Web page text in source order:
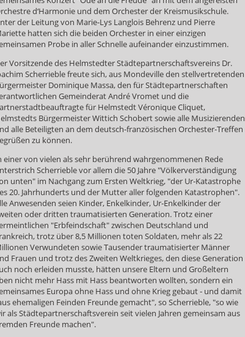
d‘Harmonie und dem Orchester der Kreismusikschule.
der Leitung von Marie-Lys Langlois Behrenz und Pierre
hatten sich die beiden Orchester in einer einzigen
Probe in aller Schnelle aufeinander einzustimmen.
Vorsitzende des Helmstedter Städtepartnerschaftsvereins Dr.
Scherrieble freute sich, aus Mondeville den stellvertretenden
Dominique Massa, den für Städtepartnerschaften
Gemeinderat André Vromet und die
für Helmstedt Véronique Cliquet,
Bürgermeister Wittich Schobert sowie alle Musizierenden
alle Beteiligten an dem deutsch-französischen Orchester-Treffen
zu können.
einer von vielen als sehr berührend wahrgenommenen Rede
Scherrieble vor allem die 50 Jahre "Völkerverständigung
unten" im Nachgang zum Ersten Weltkrieg, "der Ur-Katastrophe
20. Jahrhunderts und der Mutter aller folgenden Katastrophen".
Anwesenden seien Kinder, Enkelkinder, Ur-Enkelkinder der
oder dritten traumatisierten Generation. Trotz einer
"Erbfeindschaft" zwischen Deutschland und
trotz über 8,5 Millionen toten Soldaten, mehr als 22
Verwundeten sowie Tausender traumatisierter Männer
Frauen und trotz des Zweiten Weltkrieges, den diese Generation
noch erleiden musste, hätten unsere Eltern und Großeltern
nicht mehr Hass mit Hass beantworten wollten, sondern ein
Europa ohne Hass und ohne Krieg gebaut - und damit
ehemaligen Feinden Freunde gemacht", so Scherrieble, "so wie
als Städtepartnerschaftsverein seit vielen Jahren gemeinsam aus
Freunde machen".